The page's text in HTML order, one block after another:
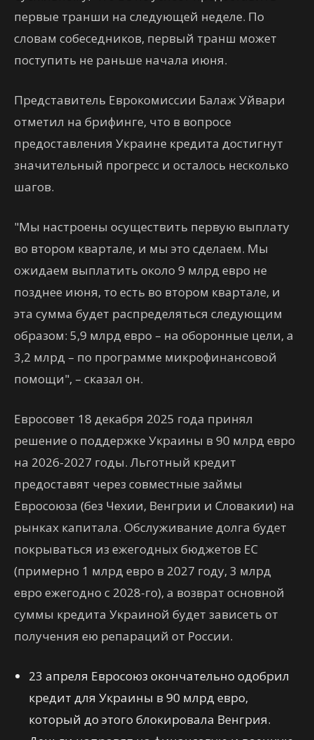
первые транши на следующей неделе. По
словам собеседников, первый транш может
поступить не раньше начала июня.
Представитель Еврокомиссии Балаж Уйвари
отметил на брифинге, что в вопросе
предоставления Украине кредита достигнут
значительный прогресс и осталось несколько
шагов.
"Мы настроены осуществить первую выплату
во втором квартале, и мы это сделаем. Мы
ожидаем выплатить около 9 млрд евро не
позднее июня, то есть во втором квартале, и
эта сумма будет распределяться следующим
образом: 5,9 млрд евро – на оборонные цели, а
3,2 млрд – по программе микрофинансовой
помощи", – сказал он.
Евросовет 18 декабря 2025 года принял
решение о поддержке Украины в 90 млрд евро
на 2026-2027 годы. Льготный кредит
предоставят через совместные займы
Евросоюза (без Чехии, Венгрии и Словакии) на
рынках капитала. Обслуживание долга будет
покрываться из ежегодных бюджетов ЕС
(примерно 1 млрд евро в 2027 году, 3 млрд
евро ежегодно с 2028-го), а возврат основной
суммы кредита Украиной будет зависеть от
получения ею репараций от России.
23 апреля Евросоюз окончательно одобрил
кредит для Украины в 90 млрд евро,
который до этого блокировала Венгрия.